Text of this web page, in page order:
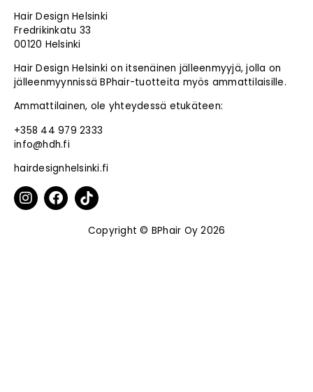
Hair Design Helsinki
Fredrikinkatu 33
00120 Helsinki
Hair Design Helsinki on itsenäinen jälleenmyyjä, jolla on
jälleenmyynnissä BPhair-tuotteita myös ammattilaisille.
Ammattilainen, ole yhteydessä etukäteen:
+358 44 979 2333
info@hdh.fi
hairdesignhelsinki.fi
Copyright © BPhair Oy 2026